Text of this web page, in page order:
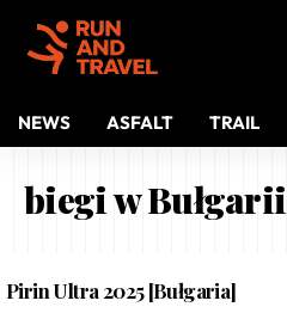
NEWS ASFALT TRAIL
biegi w Bułgarii
Pirin Ultra 2025 [Bułgaria]